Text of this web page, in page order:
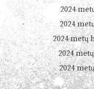
2024
2024
2024 metų
2024
2024